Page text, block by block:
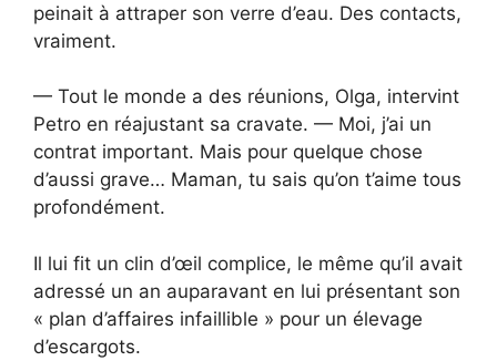
peinait à attraper son verre d’eau. Des contacts,
vraiment.
— Tout le monde a des réunions, Olga, intervint
Petro en réajustant sa cravate. — Moi, j’ai un
contrat important. Mais pour quelque chose
d’aussi grave… Maman, tu sais qu’on t’aime tous
profondément.
Il lui fit un clin d’œil complice, le même qu’il avait
adressé un an auparavant en lui présentant son
« plan d’affaires infaillible » pour un élevage
d’escargots.